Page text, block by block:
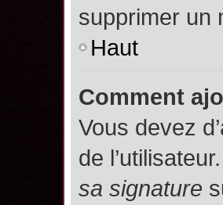
supprimer un
Haut
Comment
Vous devez
de
sa signature